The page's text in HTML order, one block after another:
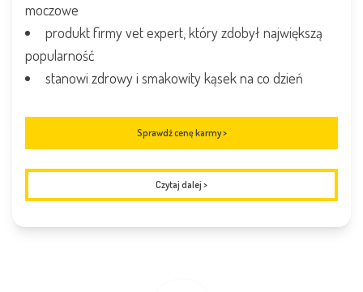
moczowe
produkt firmy vet expert, który zdobył największą
popularność
stanowi zdrowy i smakowity kąsek na co dzień
Sprawdź cenę karmy >
Czytaj dalej >